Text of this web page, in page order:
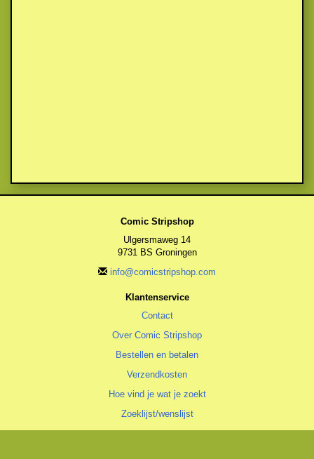
Comic Stripshop
Ulgersmaweg 14
9731 BS Groningen
info@comicstripshop.com
Klantenservice
Contact
Over Comic Stripshop
Bestellen en betalen
Verzendkosten
Hoe vind je wat je zoekt
Zoeklijst/wenslijst